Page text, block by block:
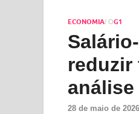
ECONOMIA/ OG1
reduzir
análise
28 de maio de 2026